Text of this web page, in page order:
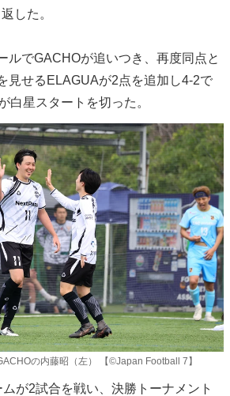
した。
ルでGACHOが追いつき、再度同点と
見せるELAGUAが2点を追加し4-2で
白星スタートを切った。
の内藤昭（左） 【©️Japan Football 7】
が2試合を戦い、決勝トーナメント